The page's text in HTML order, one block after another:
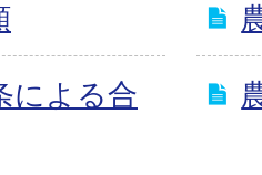
による合